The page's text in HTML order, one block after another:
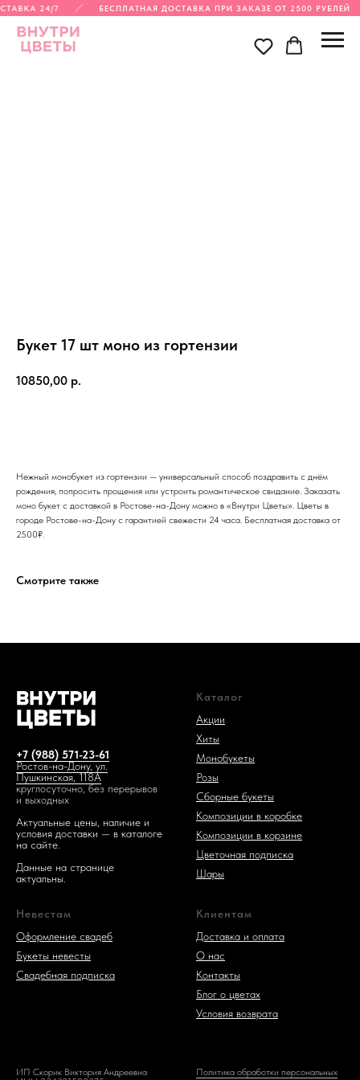
24/7 БЕСПЛАТНАЯ ДОСТАВКА ПРИ ЗАКАЗЕ ОТ 2500 РУБЛЕЙ
Букет 17 шт моно из гортензии
10850,00 р.
Нежный монобукет из гортензии — универсальный способ поздравить с днём
рождения, попросить прощения или устроить романтическое свидание. Заказать
моно букет с доставкой в Ростове-на-Дону можно в «Внутри Цветы». Цветы в
городе Ростове-на-Дону с гарантией свежести 24 часа. Бесплатная доставка от
2500₽.
Смотрите также
+7 (988) 571-23-61
Ростов-на-Дону, ул.
Пушкинская, 118А
круглосуточно, без перерывов
и выходных
Актуальные цены, наличие и
условия доставки — в каталоге
на сайте.
Данные на странице
актуальны.
Каталог
Акции
Хиты
Монобукеты
Розы
Сборные букеты
Композиции в коробке
Композиции в корзине
Цветочная подписка
Шары
Невестам
Оформление свадеб
Букеты невесты
Свадебная подписка
Клиентам
Доставка и оплата
О нас
Контакты
Блог о цветах
Условия возврата
ИП Скорик Виктория Андреевна
Политика обработки персональных
1 код —